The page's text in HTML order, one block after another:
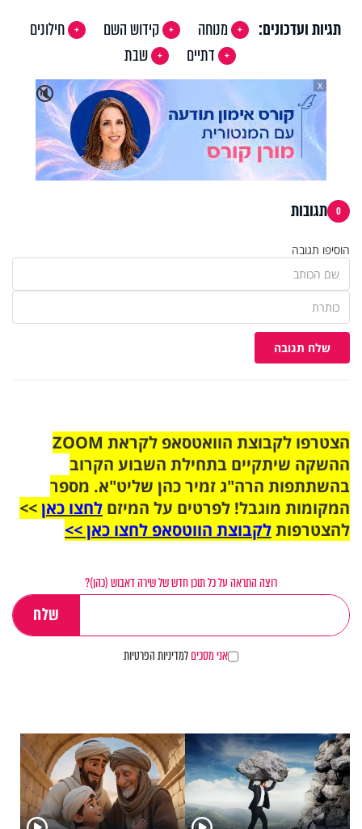
תגיות ועדכונים: מנוחה קידוש השם
חילונים
דתיים
שבת
🔇
X
0 תגובות
הוסיפו תגובה
שלח תגובה
הצטרפו לקבוצת הוואטסאפ לקראת ZOOM
ההשקה שיתקיים בתחילת השבוע הקרוב
בהשתתפות הרה"ג זמיר כהן שליט"א. מספר
המקומות מוגבל! לפרטים על המיזם לחצו כאן>>
להצטרפותלקבוצת הווטסאפ לחצו כאן >>
רוצה התראה על כל תוכן חדש של שירה דאבוש (כהן)?
אני מסכיםלמדיניות הפרטיות